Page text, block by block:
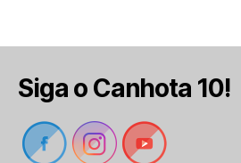
Siga o Canhota 10!